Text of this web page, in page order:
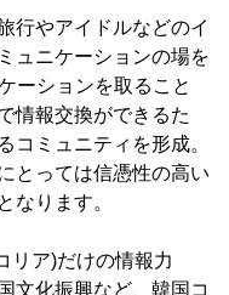
行やアイドルなどのイ
ュニケーションの場を
ーションを取ること
情報交換ができるた
コミュニティを形成。
とっては信憑性の高い
なります。
リア)だけの情報力
文化振興など、韓国コ